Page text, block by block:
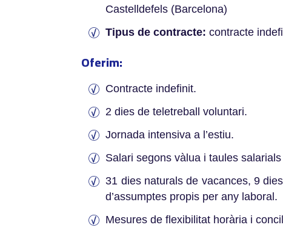
Castelldefels (Barcelona)
Tipus de contracte: contracte
Oferim:
Contracte indefinit.
2 dies de teletreball voluntari.
Jornada intensiva a l’estiu.
Salari segons vàlua i taules salarials
31 dies naturals de vacances, 9
d’assumptes propis per any laboral.
Mesures de flexibilitat horària i